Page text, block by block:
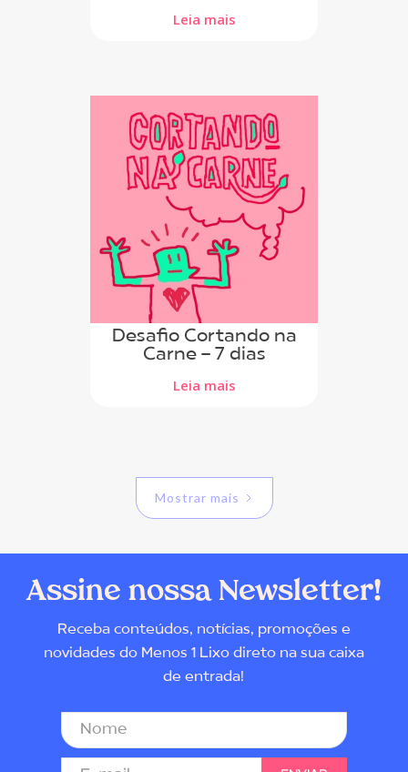
Leia mais
Desafio Cortando na
Carne - 7 dias
Leia mais
Mostrar mais
Assine nossa Newsletter!
Receba conteúdos, notícias, promoções e
novidades do Menos 1 Lixo direto na sua caixa
de entrada!